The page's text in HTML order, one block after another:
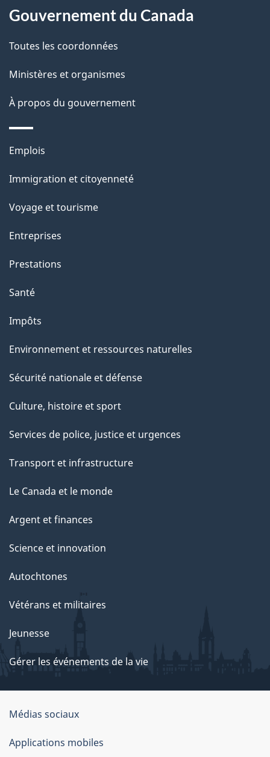
a
g
e
a
c
i
o
s
u
r
e
t
e
p
g
e
Gouvernement du Canada
Toutes les coordonnées
Ministères et organismes
À propos du gouvernement
Thèmes
sujets
Emplois
Immigration et citoyenneté
Voyage et tourisme
Entreprises
Prestations
Santé
Impôts
Environnement et ressources naturelles
Sécurité nationale et défense
Culture, histoire et sport
Services de police, justice et urgences
Transport et infrastructure
Le Canada et le monde
Argent et finances
Science et innovation
Autochtones
Vétérans et militaires
Jeunesse
Gérer les événements de la vie
Organisation
du
Médias sociaux
Applications mobiles